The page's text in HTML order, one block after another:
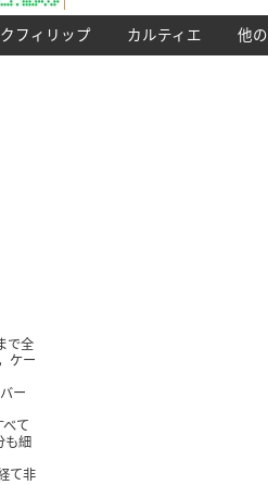
フィリップ カルティエ 他
ケー
も細
て非